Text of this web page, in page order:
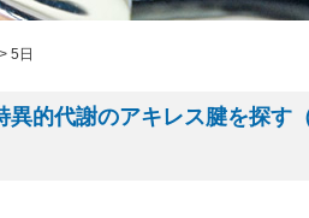
> 5日
的代謝のアキレス腱を探す